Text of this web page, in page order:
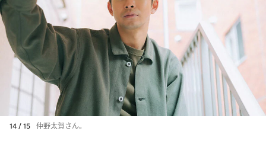
14 / 15 仲野太賀さん。